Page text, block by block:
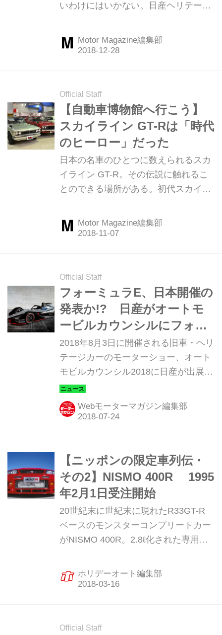
いわけにはいかない。日産ヘリテージ
なった1969年JAFグランプリ優勝車が
展示されている。（Motor Magazine
年代後半、サーキットはニッサン対ト
ヨタのワークス対決でヒートアップ、
日本のモータースポーツ熱は頂点に達
していた。しかし、排気量無制限の怪
物マシンによる戦いは浮世離れしてい
たのも事実だった。 1970年代に入る
と、自動車の排出ガスが社会問題とな
り、自動車メーカーはGPからの撤退...
Motor Magazine編集部
Official Staff
【自動車博物館へ行こう】
スカイライン GT-Rは「時代
のヒーロー」だった
日本の名車のひとつに数えられるスカ
イライン GT-R。その伝説に触れるこ
とのできる場所がある。初代スカイラ
KPGC10）に会うために「プリンス＆
スカイライン ミュウジアム」に行って
Motor Magazine編集部
Official Staff
フォーミュラE、日本開催の
発表か!? 日産がオートモ
ービルカウンシルにフォー
ミュラEコンセプトカーを
展示【ニュース】
2018年8月3日に開催される旧車・ヘリ
テージカーのモーターショー、オート
モビルカウンシル2018に日産が出展す
る。そこにはダットサン 1000セダン
富士号やMID 4、スカイライン ハード
トップ2000GT-Rといったスポーツモ
した。
Webモーターマガジン編集部
【ニッポンの限定車列伝・
その2】NISMO 400R 1995
年2月1日受注開始
20世紀末に世紀末に現れたR33GT-R
ベースのモンスターコンプリートカー
がNISMO 400R。2.8ℓ化された専用エ
発生し、そのパワーに合わせてボディ
／シャシには抜本的に手が入れられ
ホリデーオート編集部
Official Staff